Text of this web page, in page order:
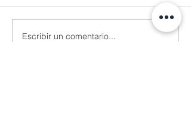
Escribir un comentario...